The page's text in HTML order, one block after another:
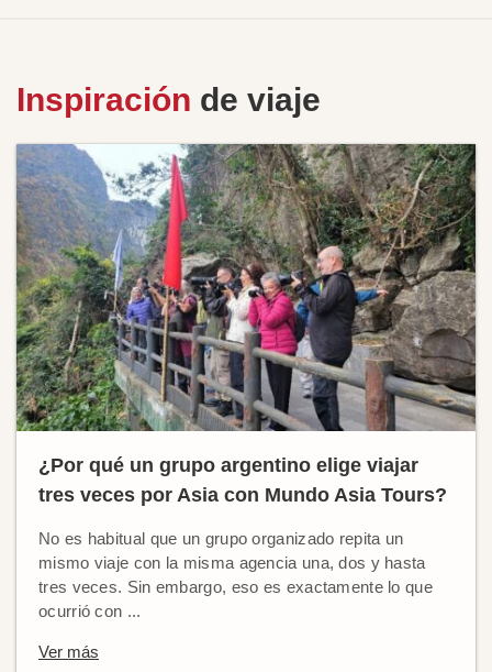
Inspiración de viaje
¿Por qué un grupo argentino elige viajar
tres veces por Asia con Mundo Asia Tours?
No es habitual que un grupo organizado repita un
mismo viaje con la misma agencia una, dos y hasta
tres veces. Sin embargo, eso es exactamente lo que
ocurrió con ...
Ver más